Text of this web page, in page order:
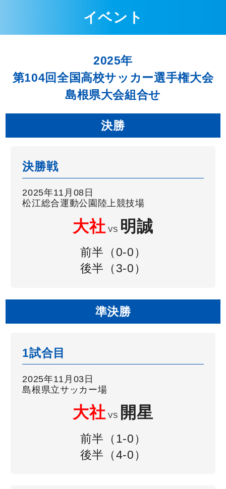
イベント
2025年
第104回全国高校サッカー選手権大会
島根県大会組合せ
決勝
決勝戦
2025年11月08日
松江総合運動公園陸上競技場
大社 VS 明誠
前半（0-0）
後半（3-0）
準決勝
1試合目
2025年11月03日
島根県立サッカー場
大社VS 開星
前半（1-0）
後半（4-0）